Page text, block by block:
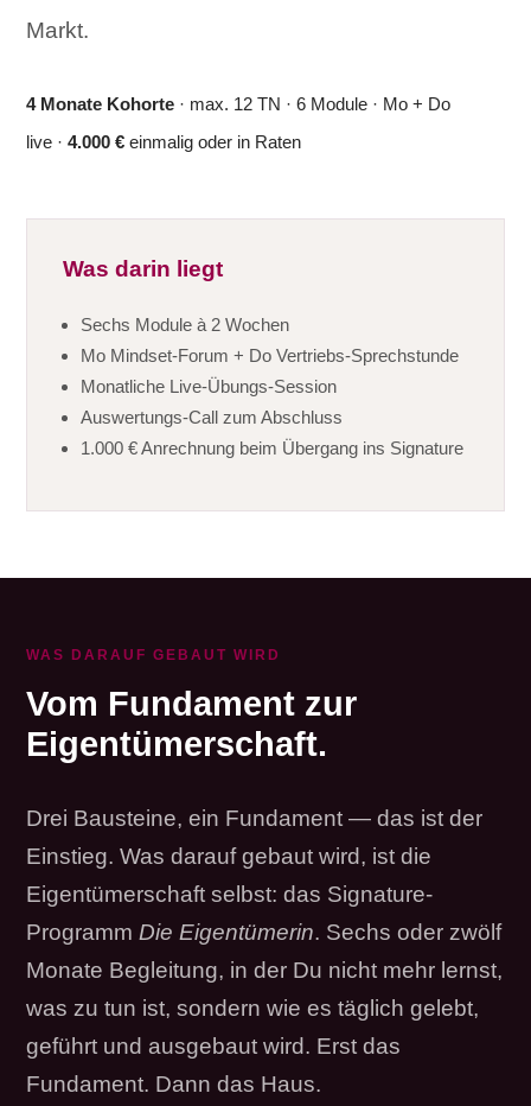
Markt.
4 Monate Kohorte · max. 12 TN · 6 Module · Mo + Do
live ·4.000 € einmalig oder in Raten
Was darin liegt
Sechs Module à 2 Wochen
Mo Mindset-Forum + Do Vertriebs-Sprechstunde
Monatliche Live-Übungs-Session
Auswertungs-Call zum Abschluss
1.000 € Anrechnung beim Übergang ins Signature
WAS DARAUF GEBAUT WIRD
Vom Fundament zur
Eigentümerschaft.
Drei Bausteine, ein Fundament — das ist der
Einstieg. Was darauf gebaut wird, ist die
Eigentümerschaft selbst: das Signature-
ProgrammDie Eigentümerin. Sechs oder zwölf
Monate Begleitung, in der Du nicht mehr lernst,
was zu tun ist, sondern wie es täglich gelebt,
geführt und ausgebaut wird. Erst das
Fundament. Dann das Haus.